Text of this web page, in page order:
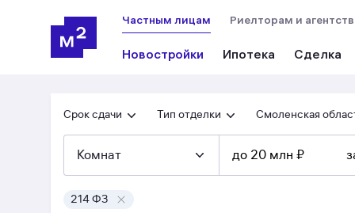
Частным лицам
Новостройки Ипотека Сделка
Риелторам и
Срок сдачи Тип отделки Смоленская
Комнат до 20 млн ₽
214 ФЗ